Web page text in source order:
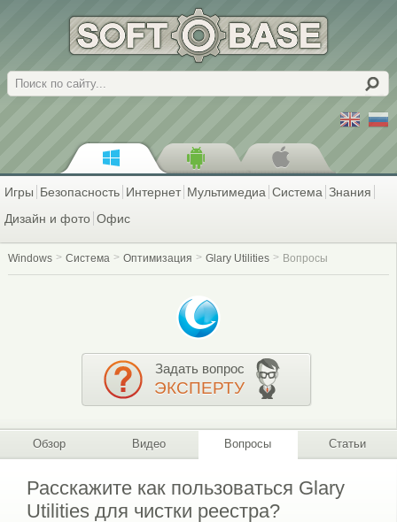
Поиск
Игры Безопасность Интернет Мультимедиа Система Знания
Дизайн и фото Офис
Windows Система Оптимизация Glary Utilities Вопросы
Задать вопрос
ЭКСПЕРТУ
Обзор Видео Вопросы Статьи
Расскажите как пользоваться Glary
Utilities для чистки реестра?